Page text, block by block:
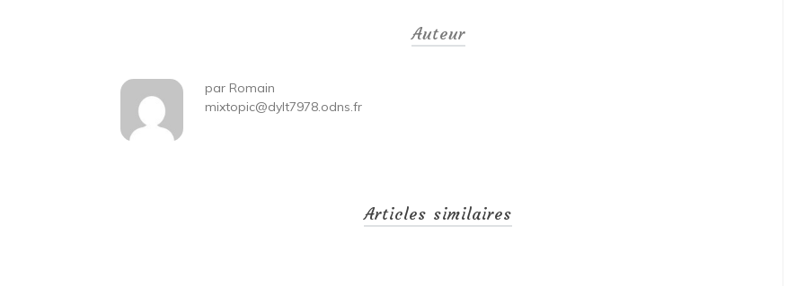
Auteur
par Romain
mixtopic@dylt7978.odns.fr
Articles similaires